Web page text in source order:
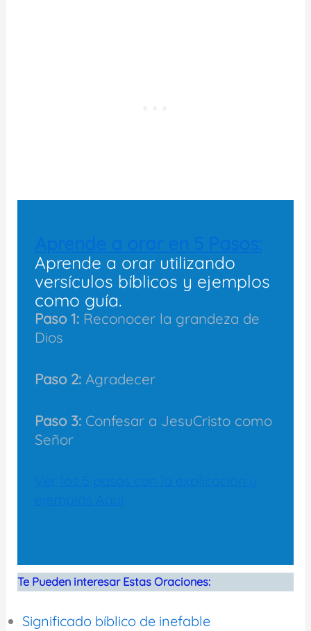
Aprende a orar utilizando
versículos bíblicos y ejemplos
como guía.
Paso 1:Reconocer la grandeza de
Dios
Paso 2:Agradecer
Paso 3: Confesar a JesuCristo como
Señor
Te Pueden interesar Estas Oraciones:
Significado bíblico de inefable